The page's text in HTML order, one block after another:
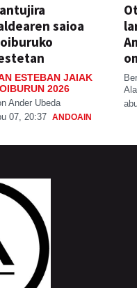
saioa
ESTEBAN JAIAK
2026
Ander Ubeda
07, 20:37 ANDOAIN